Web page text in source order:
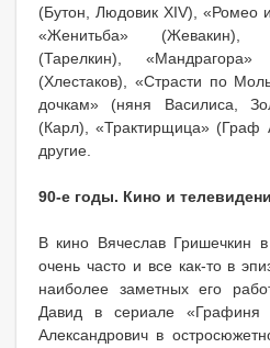
(Бутон, Людовик XIV), «Ромео
«Женитьба» (Жевакин),
(Тарелкин),
(Хлестаков), «Страсти по
дочкам» (няня Василиса,
(Карл), «Трактирщица» (Граф
другие.
90-е годы. Кино и
В кино Вячеслав Гришечкин
очень часто и все как-то в
наиболее заметных его
Давид в сериале
Александрович в